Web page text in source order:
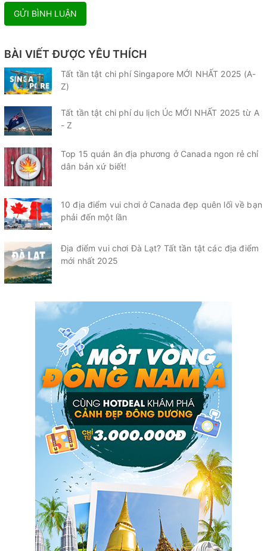
GỬI BÌNH LUẬN
BÀI VIẾT ĐƯỢC YÊU THÍCH
Tất tần tật chi phí Singapore MỚI NHẤT 2025 (A-
Z)
Tất tần tật chi phí du lịch Úc MỚI NHẤT 2025 từ A
- Z
Top 15 quán ăn địa phương ở Canada ngon rẻ chỉ
dân bản xứ biết!
10 địa điểm vui chơi ở Canada đẹp quên lối về bạn
phải đến một lần
Địa điểm vui chơi Đà Lạt? Tất tần tật các địa điểm
mới nhất 2025